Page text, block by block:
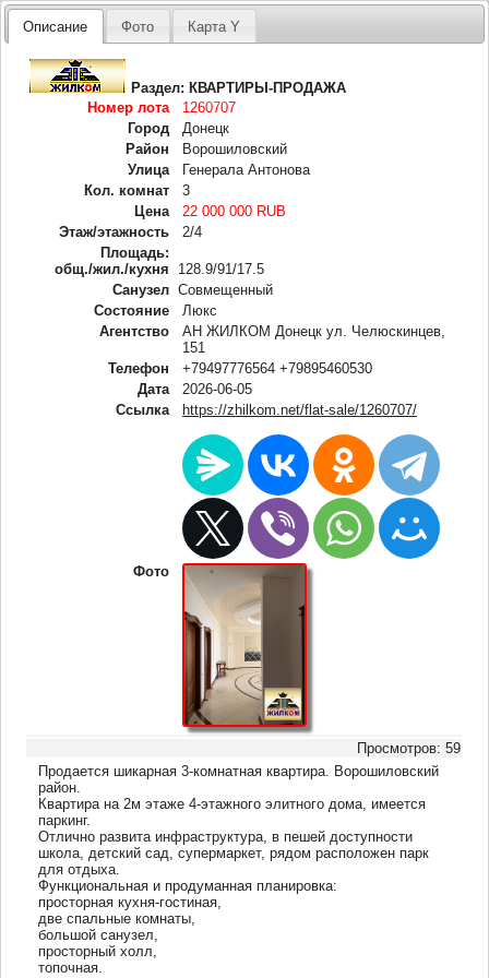
Описание Фото Карта Y
Раздел:КВАРТИРЫ-ПРОДАЖА
Номер лота
1260707
Город
Донецк
Район
Ворошиловский
Улица
Генерала Антонова
Кол. комнат
3
Цена
22 000 000 RUB
Этаж/этажность
2/4
Площадь:
общ./жил./кухня
128.9/91/17.5
Санузел Совмещенный
Состояние
Люкс
Агентство
АН ЖИЛКОМ Донецк ул. Челюскинцев,
151
Телефон
+79497776564 +79895460530
Дата
2026-06-05
Ссылка
https://zhilkom.net/flat-sale/1260707/
Фото
Просмотров: 59
Продается шикарная 3-комнатная квартира. Ворошиловский
район.
Квартира на 2м этаже 4-этажного элитного дома, имеется
паркинг.
Отлично развита инфраструктура, в пешей доступности
школа, детский сад, супермаркет, рядом расположен парк
для отдыха.
Функциональная и продуманная планировка:
просторная кухня-гостиная,
две спальные комнаты,
большой санузел,
просторный холл,
топочная.